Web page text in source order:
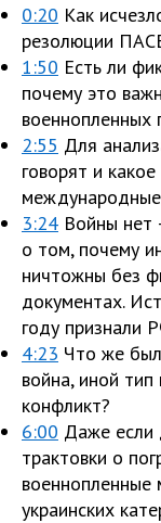
0:20 Как
резолюции
1:50 Есть ли
почему это
военнопленных
2:55 Для
говорят и
3:24 Войны нет
о том, почему
ничтожны без
документах.
году признали
4:23 Что же
война, иной
конфликт?
6:00 Даже если
трактовки о
военнопленные
украинских